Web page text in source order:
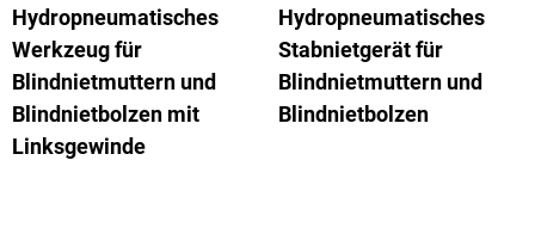
Hydropneumatisches
Werkzeug für
Blindnietmuttern und
Blindnietbolzen mit
Linksgewinde
Hydropneumatisches
Stabnietgerät für
Blindnietmuttern und
Blindnietbolzen